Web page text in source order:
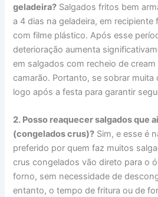
geladeira? Salgados fritos bem
a 4 dias na geladeira, em
com filme plástico. Após esse
deterioração aumenta
em salgados com recheio de
camarão. Portanto, se sobrar muita
logo após a festa para garantir
2. Posso reaquecer salgados que
(congelados crus)? Sim, e esse é
preferido por quem faz muitos
crus congelados vão direto para o
forno, sem necessidade de
entanto, o tempo de fritura ou de